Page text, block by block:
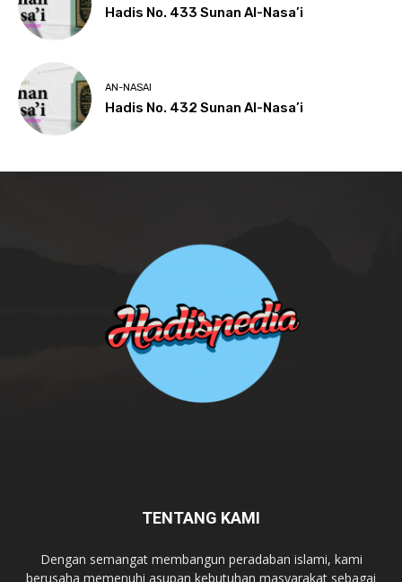
Hadis No. 433 Sunan Al-Nasa’i
AN-NASAI
Hadis No. 432 Sunan Al-Nasa’i
TENTANG KAMI
Dengan semangat membangun peradaban islami, kami
berusaha memenuhi asupan kebutuhan masyarakat sebagai